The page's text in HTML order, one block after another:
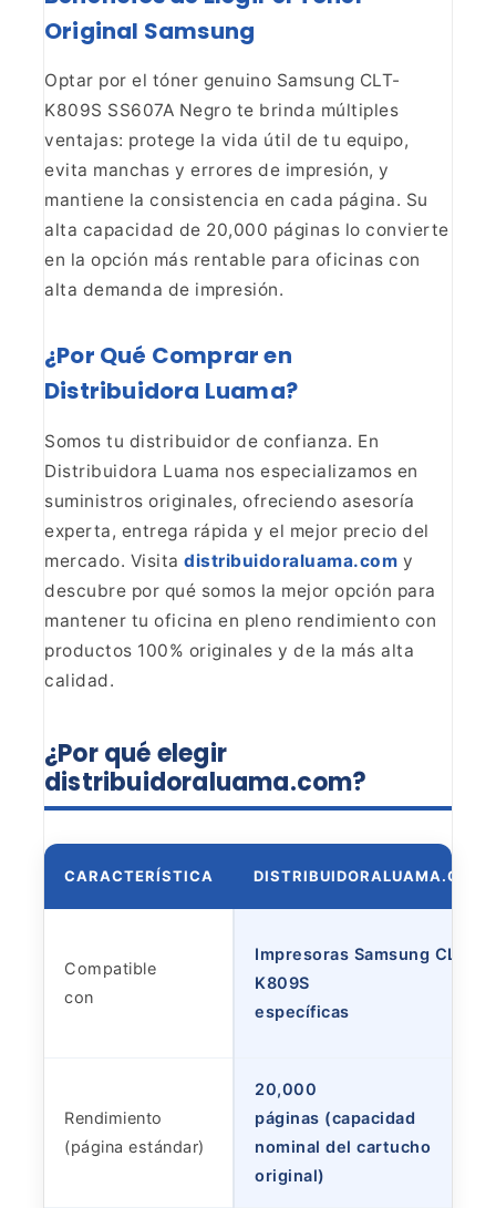
Original Samsung
Optar por el tóner genuino Samsung CLT-
K809S SS607A Negro te brinda múltiples
ventajas: protege la vida útil de tu equipo,
evita manchas y errores de impresión, y
mantiene la consistencia en cada página. Su
alta capacidad de 20,000 páginas lo convierte
en la opción más rentable para oficinas con
alta demanda de impresión.
¿Por Qué Comprar en
Distribuidora Luama?
Somos tu distribuidor de confianza. En
Distribuidora Luama nos especializamos en
suministros originales, ofreciendo asesoría
experta, entrega rápida y el mejor precio del
mercado. Visita distribuidoraluama.com y
descubre por qué somos la mejor opción para
mantener tu oficina en pleno rendimiento con
productos 100% originales y de la más alta
calidad.
¿Por qué elegir
distribuidoraluama.com?
CARACTERÍSTICA DISTRIBUIDORALUAMA.COM
Compatible
con
Impresoras Samsung CLT-
K809S
específicas
Rendimiento
(página estándar)
20,000
páginas (capacidad
nominal del cartucho
original)